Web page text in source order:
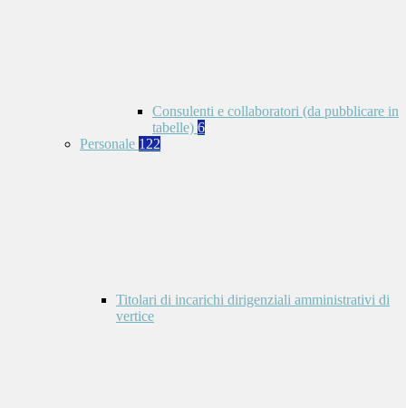
Consulenti e collaboratori (da pubblicare in
tabelle) 6
Personale 122
Titolari di incarichi dirigenziali amministrativi di
vertice